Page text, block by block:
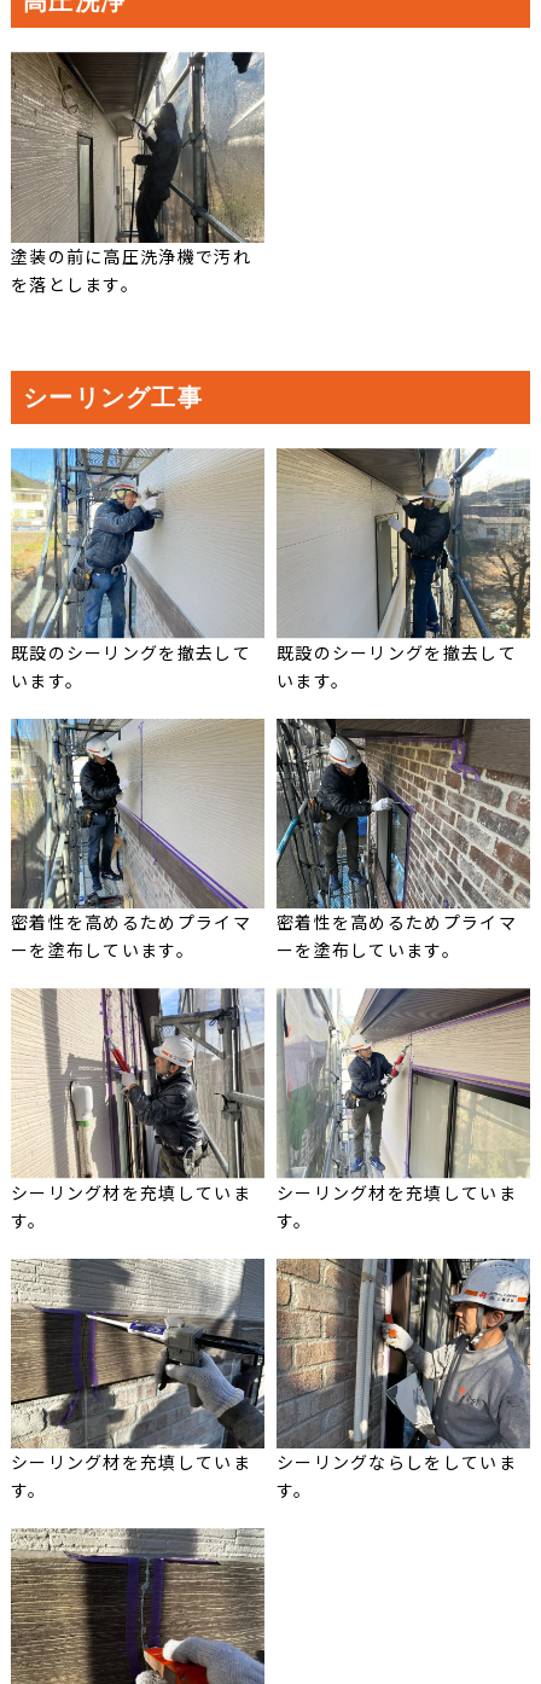
塗装の前に高圧洗浄機で汚れ
を落とします。
シーリング工事
既設のシーリングを撤去して
います。
既設のシーリングを撤去して
います。
密着性を高めるためプライマ
ーを塗布しています。
密着性を高めるためプライマ
ーを塗布しています。
シーリング材を充填していま
す。
シーリング材を充填していま
す。
シーリング材を充填していま
す。
シーリングならしをしていま
す。